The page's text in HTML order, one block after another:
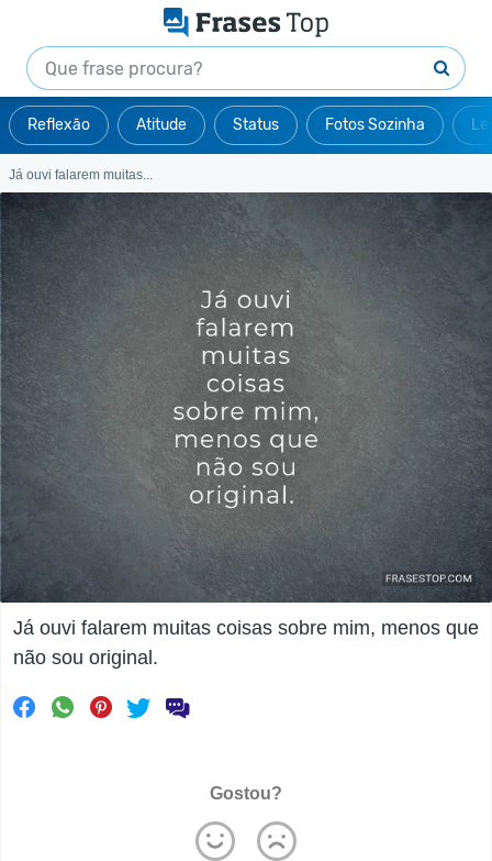
Reflexão Atitude Status Fotos Sozinha
Já ouvi falarem muitas...
Já ouvi falarem muitas coisas sobre mim, menos que
não sou original.
Gostou?